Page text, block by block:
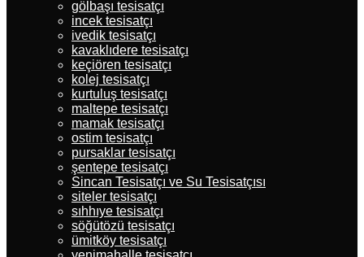
gölbaşı tesisatçı
incek tesisatçı
ivedik tesisatçı
kavaklıdere tesisatçı
keçiören tesisatçı
kolej tesisatçı
kurtuluş tesisatçı
maltepe tesisatçı
mamak tesisatçı
ostim tesisatçı
pursaklar tesisatçı
şentepe tesisatçı
Sincan Tesisatçı ve Su Tesisatçısı
siteler tesisatçı
sıhhıye tesisatçı
söğütözü tesisatçı
ümitköy tesisatçı